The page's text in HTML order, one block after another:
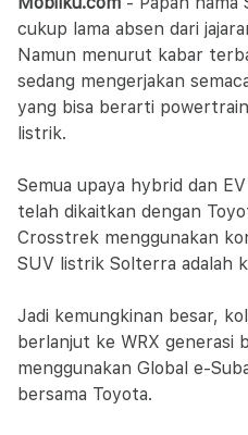
cukup lama absen dari
Namun menurut kabar
sedang mengerjakan
yang bisa berarti
listrik.
Semua upaya hybrid dan
telah dikaitkan dengan
Crosstrek menggunakan
SUV listrik Solterra adalah
Jadi kemungkinan besar,
berlanjut ke WRX generasi
menggunakan Global e-
bersama Toyota.